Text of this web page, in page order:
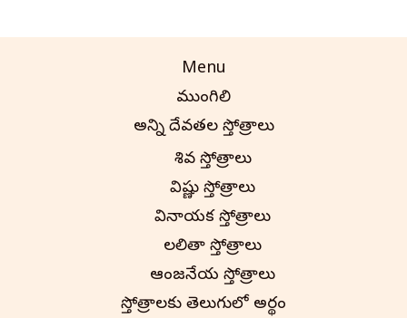
Menu
ముంగిలి
అన్ని దేవతల స్తోత్రాలు
శివ స్తోత్రాలు
విష్ణు స్తోత్రాలు
వినాయక స్తోత్రాలు
లలితా స్తోత్రాలు
ఆంజనేయ స్తోత్రాలు
స్తోత్రాలకు తెలుగులో అర్థం